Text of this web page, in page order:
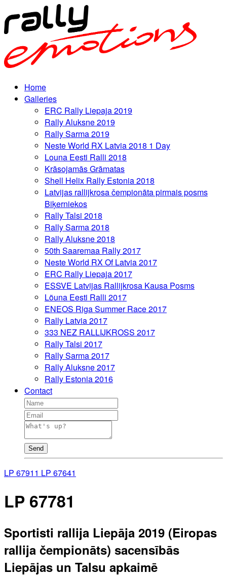
Home
Galleries
ERC Rally Liepaja 2019
Rally Aluksne 2019
Rally Sarma 2019
Neste World RX Latvia 2018 1 Day
Louna Eesti Ralli 2018
Krāsojamās Grāmatas
Shell Helix Rally Estonia 2018
Latvijas rallijkrosa čempionāta pirmais posms
Biķerniekos
Rally Talsi 2018
Rally Sarma 2018
Rally Aluksne 2018
50th Saaremaa Rally 2017
Neste World RX Of Latvia 2017
ERC Rally Liepaja 2017
ESSVE Latvijas Rallijkrosa Kausa Posms
Lõuna Eesti Ralli 2017
ENEOS Riga Summer Race 2017
Rally Latvia 2017
333 NEZ RALLIJKROSS 2017
Rally Talsi 2017
Rally Sarma 2017
Rally Aluksne 2017
Rally Estonia 2016
Contact
Send
LP 67911 LP 67641
LP 67781
Sportisti rallija Liepāja 2019 (Eiropas
rallija čempionāts) sacensībās
Liepājas un Talsu apkaimē